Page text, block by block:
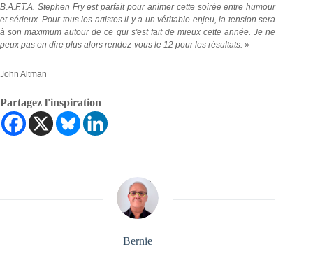
B.A.F.T.A. Stephen Fry est parfait pour animer cette soirée entre humour
et sérieux. Pour tous les artistes il y a un véritable enjeu, la tension sera
à son maximum autour de ce qui s'est fait de mieux cette année. Je ne
peux pas en dire plus alors rendez-vous le 12 pour les résultats. »
John Altman
Partagez l'inspiration
Bernie